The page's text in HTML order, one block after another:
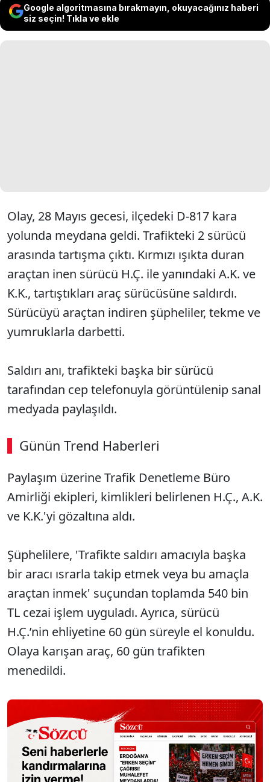
Google algoritmasına bırakmayın, okuyacağınız haberi
siz seçin! Tıkla ve ekle
Olay, 28 Mayıs gecesi, ilçedeki D-817 kara
yolunda meydana geldi. Trafikteki 2 sürücü
arasında tartışma çıktı. Kırmızı ışıkta duran
araçtan inen sürücü H.Ç. ile yanındaki A.K. ve
K.K., tartıştıkları araç sürücüsüne saldırdı.
Sürücüyü araçtan indiren şüpheliler, tekme ve
yumruklarla darbetti.
Saldırı anı, trafikteki başka bir sürücü
tarafından cep telefonuyla görüntülenip sanal
medyada paylaşıldı.
Günün Trend Haberleri
Paylaşım üzerine Trafik Denetleme Büro
Amirliği ekipleri, kimlikleri belirlenen H.Ç., A.K.
ve K.K.'yi gözaltına aldı.
Şüphelilere, 'Trafikte saldırı amacıyla başka
bir aracı ısrarla takip etmek veya bu amaçla
araçtan inmek' suçundan toplamda 540 bin
TL cezai işlem uyguladı. Ayrıca, sürücü
H.Ç.’nin ehliyetine 60 gün süreyle el konuldu.
Olaya karışan araç, 60 gün trafikten
menedildi.